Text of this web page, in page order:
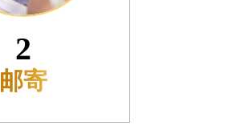
3
接收